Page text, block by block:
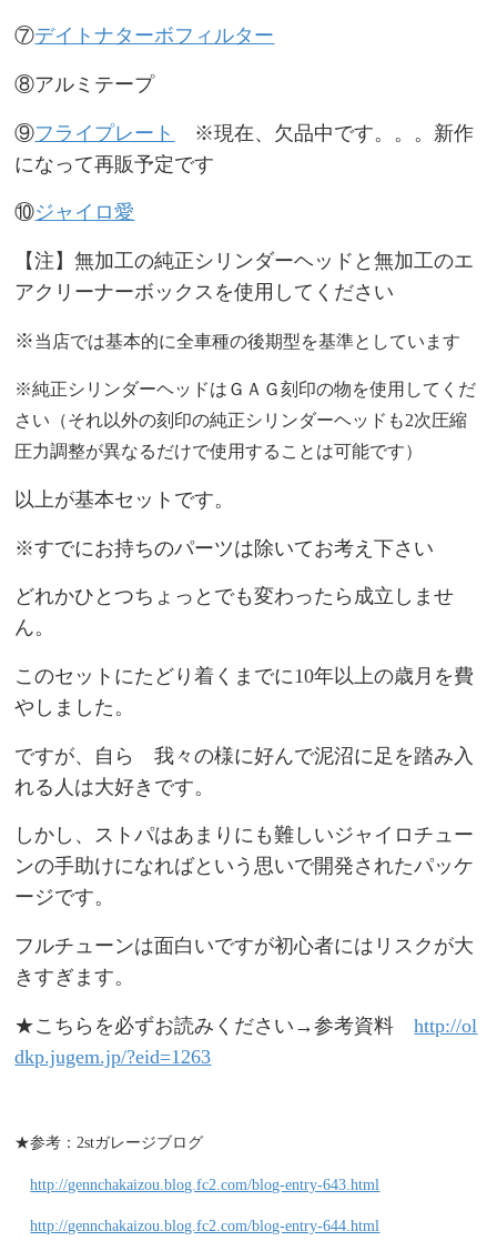
⑦デイトナターボフィルター
⑧アルミテープ
⑨フライプレート
※現在、欠品中です。。。新作
になって再販予定です
⑩ジャイロ愛
【注】無加工の純正シリンダーヘッドと無加工のエ
アクリーナーボックスを使用してください
※当店では基本的に全車種の後期型を基準としています
※純正シリンダーヘッドはＧＡＧ刻印の物を使用してくだ
さい（それ以外の刻印の純正シリンダーヘッドも2次圧縮
圧力調整が異なるだけで使用することは可能です）
以上が基本セットです。
※すでにお持ちのパーツは除いてお考え下さい
どれかひとつちょっとでも変わったら成立しませ
ん。
このセットにたどり着くまでに10年以上の歳月を費
やしました。
ですが、自ら 我々の様に好んで泥沼に足を踏み入
れる人は大好きです。
しかし、ストパはあまりにも難しいジャイロチュー
ンの手助けになればという思いで開発されたパッケ
ージです。
フルチューンは面白いですが初心者にはリスクが大
きすぎます。
★こちらを必ずお読みください→参考資料http://ol
dkp.jugem.jp/?eid=1263
★参考：2stガレージブログ
http://gennchakaizou.blog.fc2.com/blog-entry-643.html
http://gennchakaizou.blog.fc2.com/blog-entry-644.html